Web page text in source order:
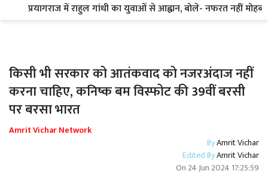
प्रयागराज में राहुल गांधी का युवाओं से आह्वान, बोले- नफरत नहीं
किसी भी सरकार को आतंकवाद को नजरअंदाज नहीं
करना चाहिए, कनिष्क बम विस्फोट की 39वीं बरसी
पर बरसा भारत
Amrit Vichar Network
ByAmrit Vichar
Edited ByAmrit Vichar
On 24 Jun 2024 17:25:59